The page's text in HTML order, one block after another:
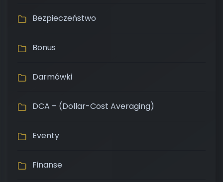
Bezpieczeństwo
Bonus
Darmówki
DCA – (Dollar-Cost Averaging)
Eventy
Finanse